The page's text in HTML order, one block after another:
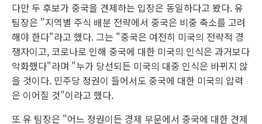
다만 두 후보가 중국을 견제하는 입장은 동일하다고 봤다. 유
팀장은 "지역별 주식 배분 전략에서 중국은 비중 축소를 고려
해야 한다"라고 했다. 그는 "중국은 여전히 미국의 전략적 경
쟁자이고, 코로나로 인해 중국에 대한 미국의 인식은 과거보다
악화했다"라며 "누가 당선되든 미국의 대중 인식은 바뀌지 않
을 것이다. 민주당 정권이 들어서도 중국에 대한 미국의 압력
은 이어질 것"이라고 했다.
또 유 팀장은 "어느 정권이든 경제 부문에서 중국에 대한 견제